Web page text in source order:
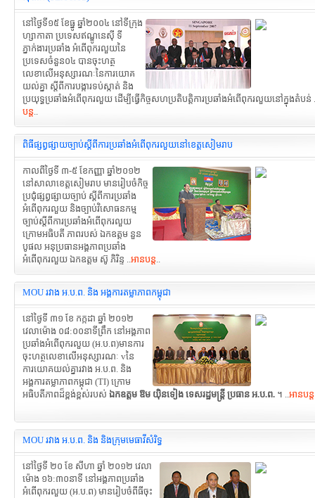
នៅថ្ងៃទី១៥ ខែធ្នូ ឆ្នាំ២០០៤ នៅទីក្រុង
ហ្សាកាតា ប្រទេសឥណ្ឌូនេស៊ី ទី
ភ្នាក់ងារប្រឆាំង អំពើពុករលួយនៃ
ប្រទេសចំនួន០៤ បានចុះហត្ថ
លេខាលើអនុស្សារណៈនៃការយោគ
យល់គ្នា ស្តីពីការបង្ការទប់ស្កាត់ និង
ប្រយុទ្ធប្រឆាំងអំពើពុករលួយ ដើម្បីធ្វើកិច្ចសហប្រតិបត្តិការប្រឆាំងអំពើពុករលួយនៅក្នុងតំបន់
បន្ត..
ពិធីផ្សព្វផ្សាយច្បាប់ស្តីពីការប្រឆាំងអំពើពុករលួយនៅខេត្តសៀមរាប
កាលពីថ្ងៃទី ៣-៥ ខែកញ្ញា ឆ្នាំ២០១២
នៅសាលាខេត្តសៀមរាប មានរៀបចំកិច្ច
ប្រជុំផ្សព្វផ្សាយច្បាប់ ស្តីពីការប្រឆាំង
អំពើពុករលួយ និងច្បាប់វិសោធនកម្ម
ច្បាប់ស្តីពីការប្រឆាំងអំពើពុករលួយ
ក្រោមអធិបតី ភាពរបស់ ឯកឧត្តម នួន
បូផល អនុប្រធានអង្គភាពប្រឆាំង
អំពើពុករលួយ ឯកឧត្តម ស៊ូ ភិរិន្ទ ..អានបន្ត..
MOU រវាង អ.ប.ព. និង អង្គការតម្លាភាពកម្ពុជា
នៅថ្ងៃទី ៣១ ខែ កក្កដា ឆ្នាំ ២០១២
វេលាម៉ោង ០៨:០០នាទីព្រឹក នៅអង្គភាព
ប្រឆាំងអំពើពុករលួយ (អ.ប.ព)មានការ
ចុះហត្ថលេខាលើអនុស្សារណៈ vនៃ
ការយោគយល់គ្នារវាង អ.ប.ព. និង
អង្គការតម្លាភាពកម្ពុជា (TI) ក្រោម
អធិបតីភាពដ៏ខ្ពង់ខ្ពស់របស់ ឯកឧត្តម ឱម យ៉ិនទៀង ទេសរដ្ឋមន្រ្តី ប្រធាន អ.ប.ព. ។ ..អានបន្ត
MOU រវាង អ.ប.ព. និង និងក្រុមមេធាវីសំរិទ្ធ
នៅថ្ងៃទី ២០ ខែ សីហា ឆ្នាំ ២០១២ វេលា
ម៉ោង ១៦:៣០នាទី នៅអង្គភាពប្រឆាំង
អំពើពុករលួយ (អ.ប.ព) មានរៀបចំពីធីចុះ